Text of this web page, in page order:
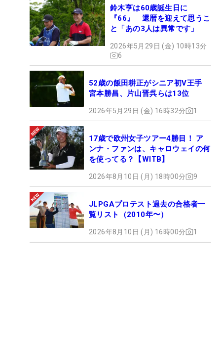
鈴木亨は60歳誕生日に
『66』 還暦を迎えて思うこ
と「あの3人は異常です」
2026年5月29日 (金) 10時13分
6
52歳の飯田耕正がシニア初V王手
宮本勝昌、片山晋呉らは13位
2026年5月29日 (金) 16時32分 1
17歳で欧州女子ツアー4勝目！ ア
ンナ・ファンは、キャロウェイの何
を使ってる？【WITB】
2026年8月10日 (月) 18時00分 9
JLPGAプロテスト過去の合格者一
覧リスト（2010年〜）
2026年8月10日 (月) 16時00分 1